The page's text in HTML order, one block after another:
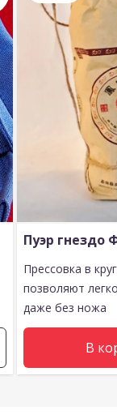
Пуэр гнездо
В
Прессовка в
позволяют
даже без ножа